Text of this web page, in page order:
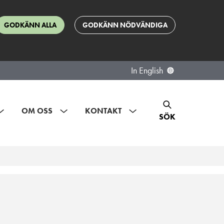
GODKÄNN ALLA GODKÄNN NÖDVÄNDIGA
In English
OM OSS KONTAKT
SÖK